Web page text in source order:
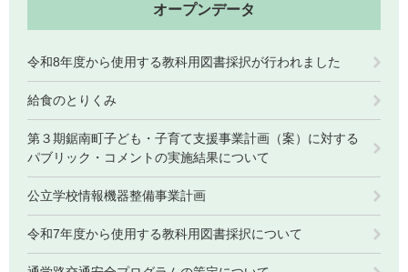
オープンデータ
令和8年度から使用する教科用図書採択が行われました
給食のとりくみ
第３期鋸南町子ども・子育て支援事業計画（案）に対する
パブリック・コメントの実施結果について
公立学校情報機器整備事業計画
令和7年度から使用する教科用図書採択について